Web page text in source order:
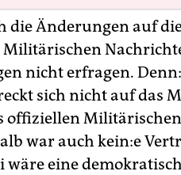
die Änderungen auf
nicht erfragen.
sich nicht auf das
offiziellen Militärischen
war auch kei­n:e
wäre eine